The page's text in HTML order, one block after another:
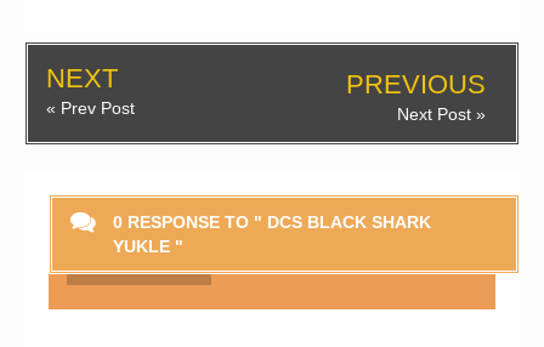
NEXT
« Prev Post
PREVIOUS
Next Post »
0 RESPONSE TO " DCS BLACK SHARK
YUKLE "
Smaylikləri Göstər